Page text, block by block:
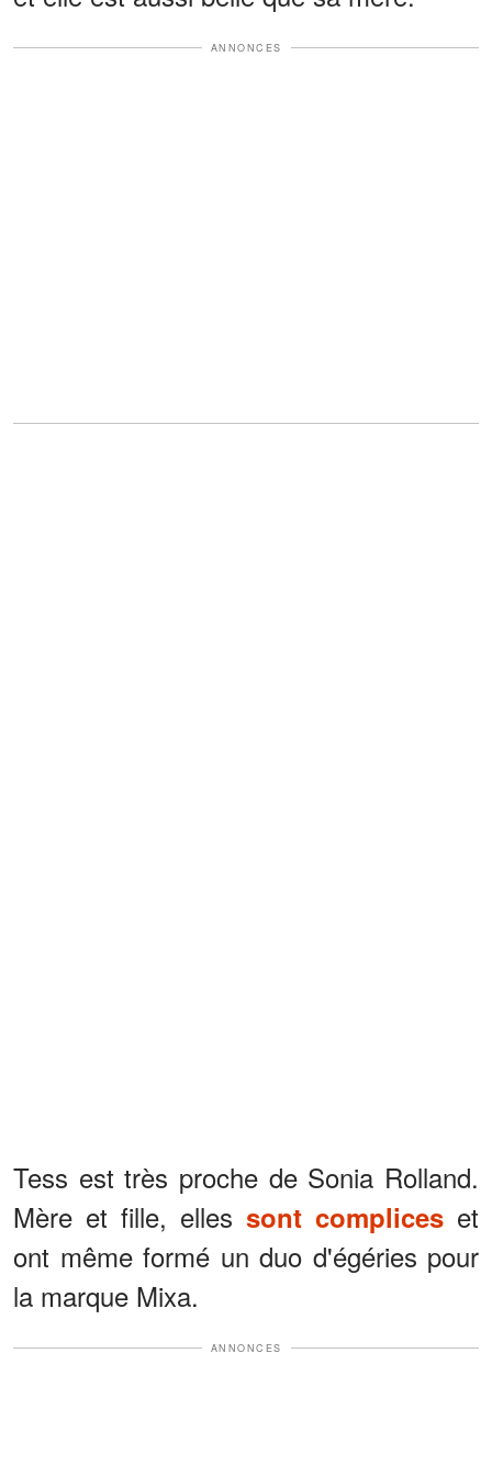
ANNONCES
Tess est très proche de Sonia Rolland.
Mère et fille, elles sont complices et
ont même formé un duo d'égéries pour
la marque Mixa.
ANNONCES